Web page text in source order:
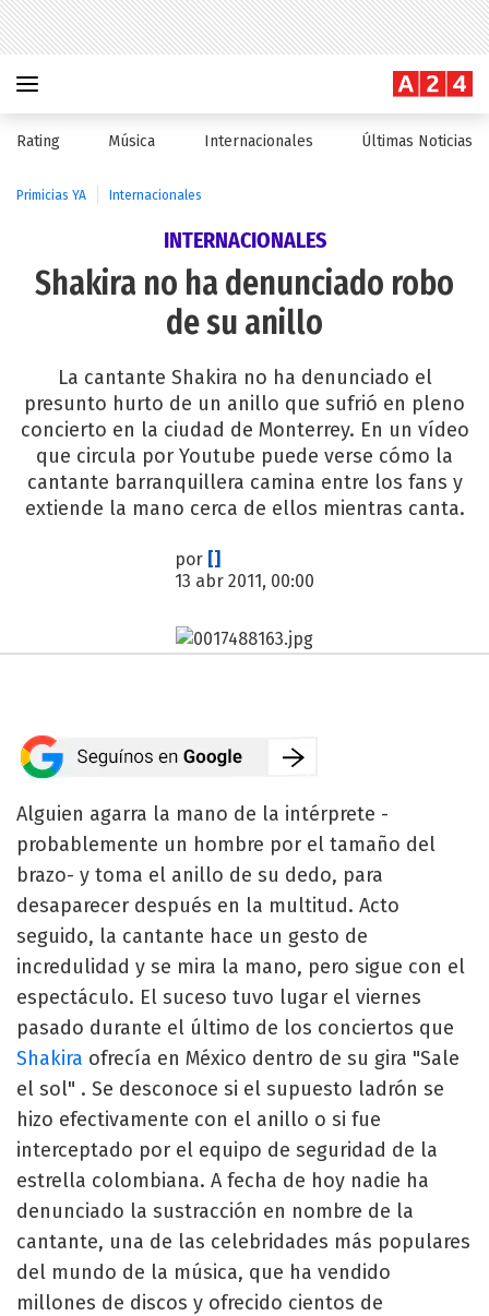
Rating Música Internacionales Últimas Noticias
Primicias YA Internacionales
INTERNACIONALES
Shakira no ha denunciado robo
de su anillo
La cantante Shakira no ha denunciado el
presunto hurto de un anillo que sufrió en pleno
concierto en la ciudad de Monterrey. En un vídeo
que circula por Youtube puede verse cómo la
cantante barranquillera camina entre los fans y
extiende la mano cerca de ellos mientras canta.
por []
13 abr 2011, 00:00
Alguien agarra la mano de la intérprete -
probablemente un hombre por el tamaño del
brazo- y toma el anillo de su dedo, para
desaparecer después en la multitud. Acto
seguido, la cantante hace un gesto de
incredulidad y se mira la mano, pero sigue con el
espectáculo. El suceso tuvo lugar el viernes
pasado durante el último de los conciertos que
Shakira ofrecía en México dentro de su gira "Sale
el sol" . Se desconoce si el supuesto ladrón se
hizo efectivamente con el anillo o si fue
interceptado por el equipo de seguridad de la
estrella colombiana. A fecha de hoy nadie ha
denunciado la sustracción en nombre de la
cantante, una de las celebridades más populares
del mundo de la música, que ha vendido
millones de discos y ofrecido cientos de